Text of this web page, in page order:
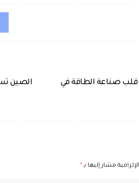
قلب صناعة الطاقة في
الصين
مشار إليها بـ*